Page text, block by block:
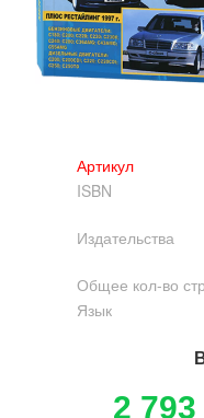
Артикул
ISBN
Издательства
Общее кол-во
Язык
2 793